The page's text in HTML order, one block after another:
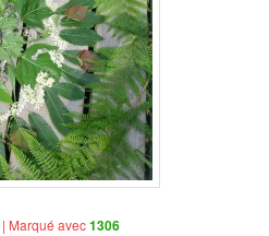
| Marqué avec1306